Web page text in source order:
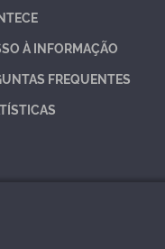
À INFORMAÇÃO
FREQUENTES